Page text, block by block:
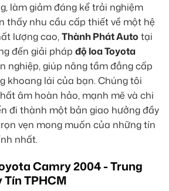
làm giảm đáng kể trải nghiệm
thấy nhu cầu cấp thiết về một hệ
lượng cao,Thành Phát Auto tại
đến giải pháp độ loa Toyota
nghiệp, giúp nâng tầm đẳng cấp
khoang lái của bạn. Chúng tôi
âm hoàn hảo, mạnh mẽ và chi
đi thành một bản giao hưởng đầy
vẹn mong muốn của những tín
nhất.